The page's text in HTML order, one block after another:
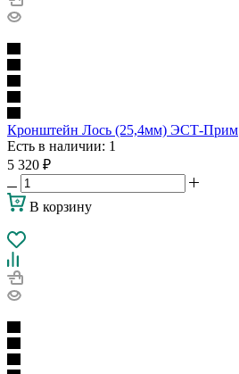
Кронштейн Лось (25,4мм) ЭСТ-Прим
Есть в наличии: 1
5 320 ₽
В корзину